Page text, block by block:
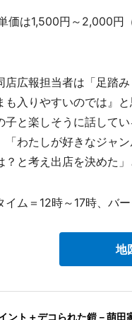
は1,500円～2,000円
広報担当者は「足踏み
も入りやすいのでは』
子と楽しそうに話して
わたしが好きなジャ
と考え出店を決めた」
ム＝12時～17時、バー
地
ント＋デコられた鎧－萌田